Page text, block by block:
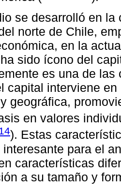
se desarrolló en
norte de Chile,
en la
sido ícono del
es una de
capital interviene
geográfica,
en valores
). Estas
interesante para el
características
a su tamaño y